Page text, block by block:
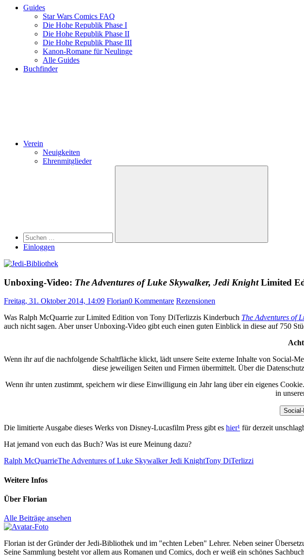
Guides
Star Wars Comics FAQ
Die Hohe Republik Phase I
Die Hohe Republik Phase II
Die Hohe Republik Phase III
Kanon-Romane für Neulinge
Alle Guides
Buchfinder
Verein
Neuigkeiten
Ehrenmitglieder
Suchen
Einloggen
Unboxing-Video: The Adventures of Luke Skywalker, Jedi KnightLimited
Freitag, 31. Oktober 2014, 14:09 Florian0 Kommentare Rezensionen
Was Ralph McQuarrie zur Limited Edition von Tony DiTerlizzis Kinderbuch The Adventures of
auch nicht sagen. Aber unser Unboxing-Video gibt euch einen guten Einblick in diese auf 750
Wenn ihr auf die nachfolgende Schaltfläche klickt, lädt unsere Seite externe Inhalte von Social-
diese jeweiligen Seiten und Firmen übermittelt. Über die
Wenn ihr unten zustimmt, speichern wir diese Einwilligung ein Jahr lang über ein eigenes
in
Die limitierte Ausgabe dieses Werks von Disney-Lucasfilm Press gibt es hier¹ für derzeit
Hat jemand von euch das Buch? Was ist eure Meinung dazu?
Ralph McQuarrieThe Adventures of Luke Skywalker Jedi KnightTony DiTerlizzi
Weitere Infos
Über Florian
Alle Beiträge ansehen
Florian ist der Gründer der Jedi-Bibliothek und im "echten Leben" Lehrer. Neben seiner
Seine Sammlung besteht vor allem aus Romanen und Comics, doch er weiß ein schönes